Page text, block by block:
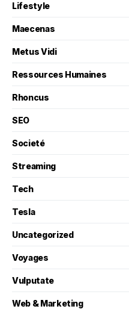
Lifestyle
Maecenas
Metus Vidi
Ressources Humaines
Rhoncus
SEO
Societé
Streaming
Tech
Tesla
Uncategorized
Voyages
Vulputate
Web & Marketing